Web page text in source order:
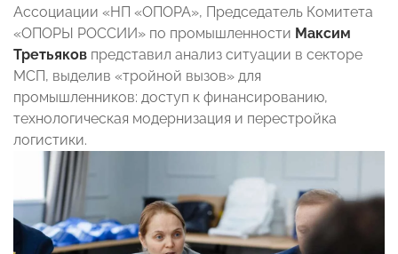
Ассоциации «НП «ОПОРА», Председатель Комитета
«ОПОРЫ РОССИИ» по промышленности Максим
Третьяков представил анализ ситуации в секторе
МСП, выделив «тройной вызов» для
промышленников: доступ к финансированию,
технологическая модернизация и перестройка
логистики.